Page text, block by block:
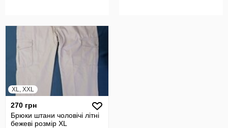
XL, XXL
270 грн
Брюки штани чоловічі літні
бежеві розмір XL